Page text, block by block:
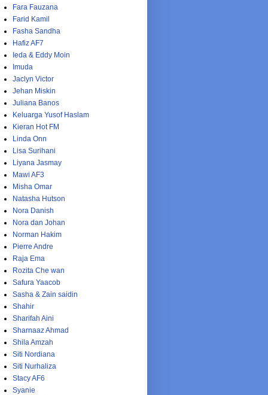
Fara Fauzana
Farid Kamil
Fasha Sandha
Hafiz AF7
Ieda & Eddy Moin
Imuda
Jaclyn Victor
Jehan Miskin
Juliana Banos
Keluarga Yusof Haslam
Kieran Hot FM
Linda Onn
Lisa Surihani
Liyana Jasmay
Mawi AF3
Misha Omar
Natasha Hutson
Nora Danish
Nora dan Johan
Norman Hakim
Pierre Andre
Raja Ema
Rozita Che wan
Safura Yaacob
Sasha & Zain saidin
Shahir
Sharifah Aini
Sharnaaz Ahmad
Shila Amzah
Siti Nordiana
Siti Nurhaliza
Stacy AF6
Syanie